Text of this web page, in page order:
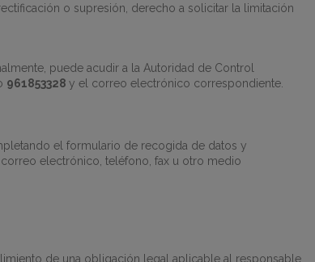
o supresión, derecho a solicitar la limitación
puede acudir a la Autoridad de Control
961853328 y el correo electrónico correspondiente.
el formulario de recogida de datos y
electrónico, teléfono, fax u otro medio
de una obligación legal aplicable al responsable